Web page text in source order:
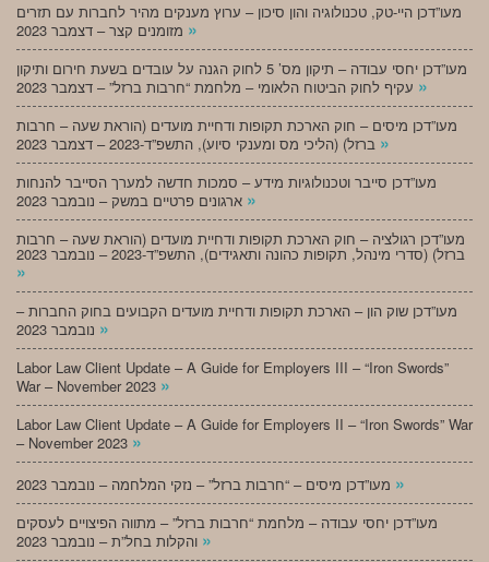
מעו”דכן היי-טק, טכנולוגיה והון סיכון – ערוץ מענקים מהיר לחברות עם תזרים
»
מעו”דכן יחסי עבודה – תיקון מס’ 5 לחוק הגנה על עובדים בשעת חירום ותיקון
»
מעו”דכן מיסים – חוק הארכת תקופות ודחיית מועדים (הוראת שעה – חרבות
»
מעו”דכן סייבר וטכנולוגיות מידע – סמכות חדשה למערך הסייבר להנחות
»
מעו”דכן רגולציה – חוק הארכת תקופות ודחיית מועדים (הוראת שעה – חרבות
ברזל) (סדרי מינהל, תקופות כהונה ותאגידים), התשפ”ד-2023 – נובמבר 2023
»
מעו”דכן שוק הון – הארכת תקופות ודחיית מועדים הקבועים בחוק החברות –
»
Labor Law Client Update – A Guide for Employers III – “Iron Swords”
War – November 2023 »
Labor Law Client Update – A Guide for Employers II – “Iron Swords” War
– November 2023 »
»
מעו”דכן יחסי עבודה – מלחמת “חרבות ברזל” – מתווה הפיצויים לעסקים
»